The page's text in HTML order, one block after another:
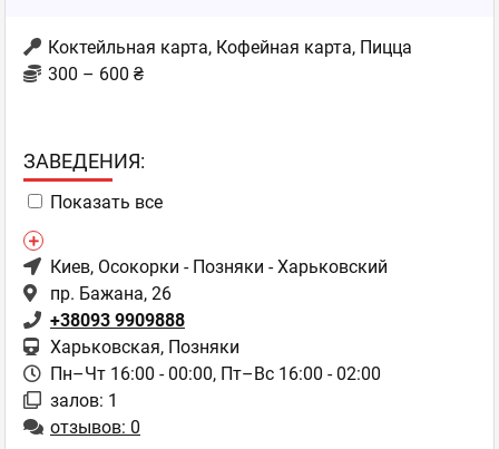
Коктейльная карта, Кофейная карта, Пицца
300 – 600 ₴
ЗAВЕДЕНИЯ:
Показать все
Киев, Осокорки - Позняки - Харьковский
пр. Бажана, 26
+38093 9909888
Харьковская, Позняки
Пн–Чт 16:00 - 00:00, Пт–Вс 16:00 - 02:00
залов: 1
отзывов: 0